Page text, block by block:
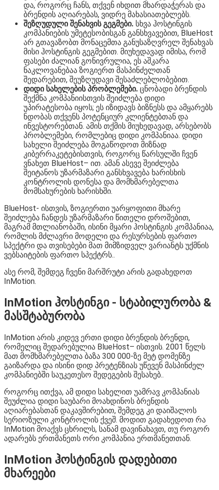
და, როგორც ჩანს, თქვენ იხდით მხარდაჭერას და
ბრენდის აღიარებას, ვიდრე მახასიათებლებს.
შეზღუდული შენახვის გეგმები. სხვა ჰოსტინგის
კომპანიების უმეტესობისგან განსხვავებით, BlueHost
არ გთავაზობთ მონაცემთა განუსაზღვრელ შენახვას
მისი ჰოსტინგის გეგმებით. მიუხედავად იმისა, რომ
ფასები ძალიან გონივრულია, ეს აშკარა
ნაკლოვანებაა ზოგიერთ მასპინძელთან
შედარებით, შეუზღუდავი შესაძლებლობებით.
დიდი სახელების პრობლემები. ცნობადი ბრენდის
შექმნა კომპანიისთვის შეიძლება დიდი
უპირატესობა იყოს; ეს იზიდავს ბიზნესს და ამყარებს
ნდობას თქვენს პოტენციურ კლიენტებთან და
ინვესტორებთან. ამის თქმის მიუხედავად, არსებობს
პრობლემები, რომლებიც დიდი კომპანიაა. დიდი
სახელი შეიძლება მოგაწოდოთ მიზნად
კიბერრაკეტებისთვის, როგორც წარსულში ჩვენ
ვნახეთ BlueHost– ით. ამან ასევე შეიძლება
შეიტანოს უზარმაზარი განსხვავება ხარისხის
კონტროლის დონესა და მომხმარებელთა
მომსახურების ხარისხში.
BlueHost- ისთვის, ზოგიერთი უარყოფითი მხარე
შეიძლება ჩანდეს უზარმაზარი წითელი დროშებით,
მაგრამ მთლიანობაში, ისინი მყარი ჰოსტინგის კომპანიაა,
რომლის მძლავრი მოდელი და რესურსების ფართო
სპექტრი და თვისებები მათ მიმზიდველ ვარიანტს უქმნის
ვებსაიტების ფართო სპექტრს..
ასე რომ, შემდეგ ჩვენი მარშრუტი არის გადახედოთ
InMotion.
InMotion ჰოსტინგი - სტაბილურობა &
მასშტაბურობა
InMotion არის კიდევ ერთი დიდი ბრენდის ბრენდი,
რომელიც შედარებულია BlueHost– ისთვის. 2001 წელს
მათ მომხმარებელთა ბაზა 300 000-ზე მეტ დომენზე
გაიზარდა და ისინი დიდ პრეტენზიას უწევენ მასპინძელ
კომპანიებში საუკეთესო შედეგების შესახებ..
როგორც ითქვა, ამ დიდი სახელით უამრავ კომპანიას
შეუძლია დიდი საუბარი მოახდინოს ბრენდის
აღიარებასთან დაკავშირებით, შემდეგ კი დაიშალოს
სერიოზული კონტროლის ქვეშ. მოდით გადახედოთ რა
InMotion მოაქვს ცხრილს, სანამ დავინახავთ, თუ როგორ
ადარებს ერთმანეთს ორი კომპანია ერთმანეთთან.
InMotion ჰოსტინგის დადებითი
მხარეები